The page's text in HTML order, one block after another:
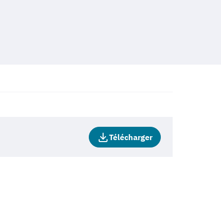
Télécharger